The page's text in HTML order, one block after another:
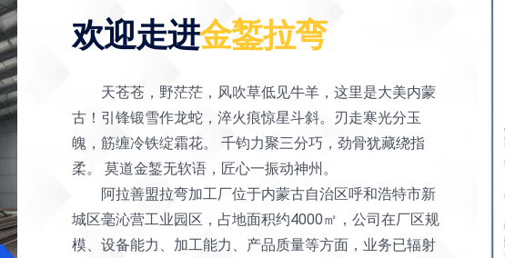
欢迎走进金錾拉弯
天苍苍，野茫茫，风吹草低见牛羊，这里是大美内蒙
古！引锋锻雪作龙蛇，淬火痕惊星斗斜。刃走寒光分玉
魄，筋缠冷铁绽霜花。 千钧力聚三分巧，劲骨犹藏绕指
柔。 莫道金錾无软语，匠心一振动神州。
阿拉善盟拉弯加工厂位于内蒙古自治区呼和浩特市新
城区毫沁营工业园区，占地面积约4000㎡，公司在厂区规
模、设备能力、加工能力、产品质量等方面，业务已辐射